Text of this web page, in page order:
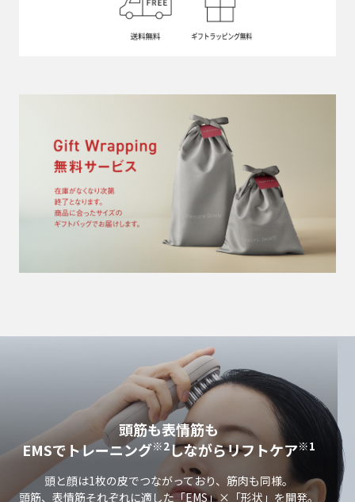
頭筋も表情筋も
EMSでトレーニング※2しながらリフトケア※1
頭と顔は1枚の皮でつながっており、筋肉も同様。
頭筋、表情筋それぞれに適した「EMS」×「形状」を開発。